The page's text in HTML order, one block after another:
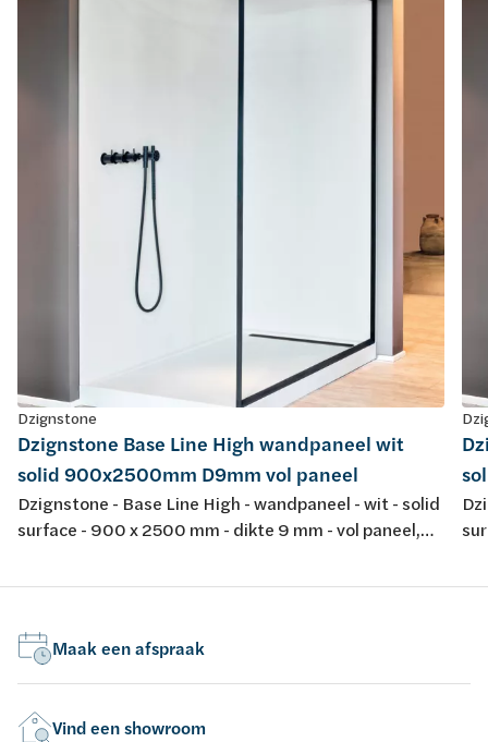
Dzignstone
Dzignstone Base Line High wandpaneel wit
solid 900x2500mm D9mm vol paneel
Dzignstone - Base Line High - wandpaneel - wit - solid
surface - 900 x 2500 mm - dikte 9 mm - vol paneel,
Solid Connect
Maak een afspraak
Vind een showroom